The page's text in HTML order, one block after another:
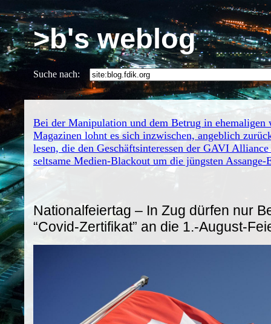
>b's weblog
Suche nach:
Bei der Manipulation und dem Betrug in ehemaligen
Magazinen lohnt es sich inzwischen, angeblich
lesen, die den Geschäftsinteressen der GAVI
seltsame Medien-Blackout um die jüngsten Assange-
Nationalfeiertag – In Zug dürfen nur
“Covid-Zertifikat” an die 1.-August-